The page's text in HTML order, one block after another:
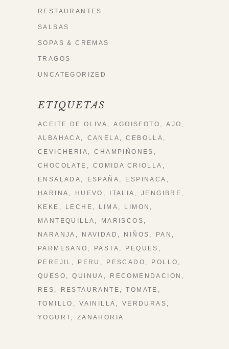
RESTAURANTES
SALSAS
SOPAS & CREMAS
TRAGOS
UNCATEGORIZED
ETIQUETAS
ACEITE DE OLIVA AGOISFOTO
AJO
ALBAHACA
CANELA
CEBOLLA
CEVICHERIA
CHAMPIÑONES
CHOCOLATE
COMIDA CRIOLLA
ENSALADA
ESPAÑA
ESPINACA
HARINA
HUEVO ITALIA
JENGIBRE
KEKE
LECHE LIMA
LIMON
MANTEQUILLA
MARISCOS
NARANJA
NAVIDAD NIÑOS
PAN
PARMESANO
PASTA
PEQUES
PEREJIL
PERU PESCADO
POLLO
QUESO
QUINUA
RECOMENDACION
RES
RESTAURANTE
TOMATE
TOMILLO
VAINILLA
VERDURAS
YOGURT
ZANAHORIA